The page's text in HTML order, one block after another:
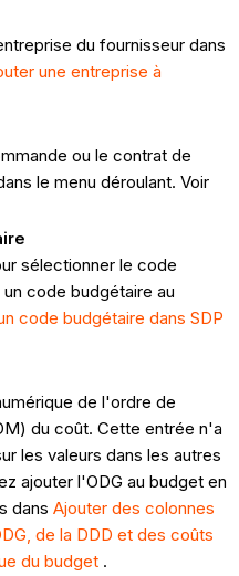
du fournisseur dans
une entreprise à
ou le contrat de
le menu déroulant. Voir
sélectionner le code
code budgétaire au
code budgétaire dans SDP
de l'ordre de
du coût. Cette entrée n'a
les valeurs dans les autres
ajouter l'ODG au budget en
dans Ajouter des colonnes
de la DDD et des coûts
du budget.